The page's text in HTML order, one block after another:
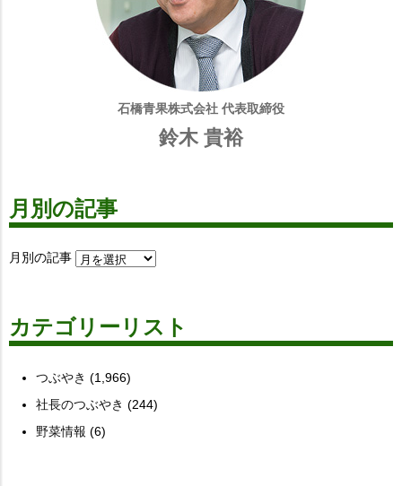
石橋青果株式会社 代表取締役
鈴木 貴裕
月別の記事
月別の記事
カテゴリーリスト
つぶやき (1,966)
社長のつぶやき (244)
野菜情報 (6)